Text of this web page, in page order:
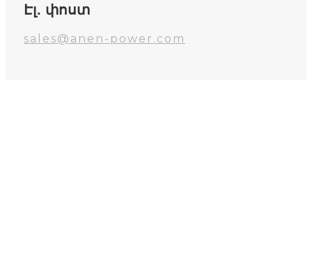
Էլ․ փոստ
sales@anen-power.com